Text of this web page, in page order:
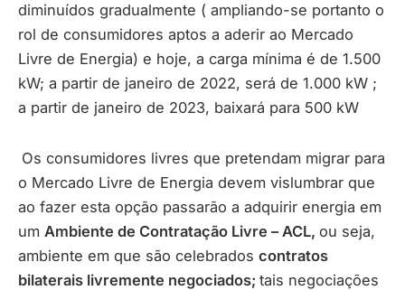
diminuídos gradualmente ( ampliando-se portanto o
rol de consumidores aptos a aderir ao Mercado
Livre de Energia) e hoje, a carga mínima é de 1.500
kW; a partir de janeiro de 2022, será de 1.000 kW ;
a partir de janeiro de 2023, baixará para 500 kW
Os consumidores livres que pretendam migrar para
o Mercado Livre de Energia devem vislumbrar que
ao fazer esta opção passarão a adquirir energia em
um Ambiente de Contratação Livre – ACL, ou seja,
ambiente em que são celebrados contratos
bilaterais livremente negociados; tais negociações